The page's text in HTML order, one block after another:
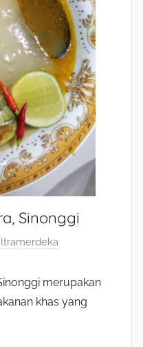
Sinonggi
merupakan
khas yang